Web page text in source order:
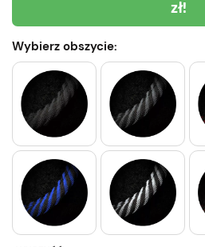
zł!
Wybierz obszycie: